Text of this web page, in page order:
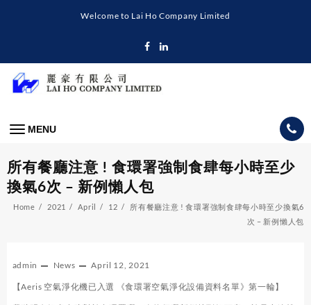
Welcome to Lai Ho Company Limited
MENU
所有餐廳注意 ! 食環署強制食肆每小時至少
換氣6次 – 新例懶人包
Home 2021 April 12
所有餐廳注意 ! 食環署強制食肆每小時至少換氣6
次 – 新例懶人包
admin News April 12, 2021
【Aeris 空氣淨化機已入選 《食環署空氣淨化設備資料名單》第一輪】